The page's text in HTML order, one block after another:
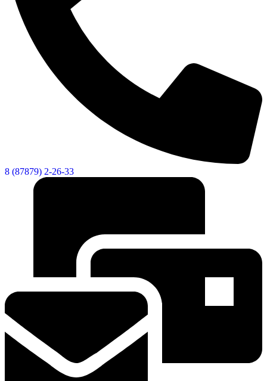
Городская Среда
8 (87879) 2-26-33